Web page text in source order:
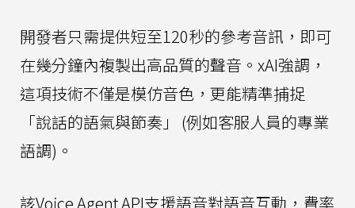
開發者只需提供短至120秒的參考音訊，即可
在幾分鐘內複製出高品質的聲音。xAI強調，
這項技術不僅是模仿音色，更能精準捕捉
「說話的語氣與節奏」 (例如客服人員的專業
語調)。
該Voice Agent API支援語音對語音互動，費率